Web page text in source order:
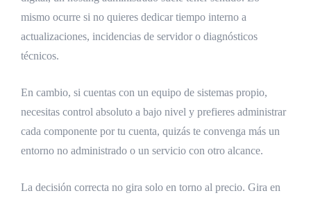
mismo ocurre si no quieres dedicar tiempo interno a
actualizaciones, incidencias de servidor o diagnósticos
técnicos.
En cambio, si cuentas con un equipo de sistemas propio,
necesitas control absoluto a bajo nivel y prefieres administrar
cada componente por tu cuenta, quizás te convenga más un
entorno no administrado o un servicio con otro alcance.
La decisión correcta no gira solo en torno al precio. Gira en